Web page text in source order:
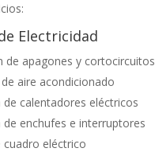
Electricidad
de apagones y cortocircuitos
aire acondicionado
de calentadores eléctricos
de enchufes e interruptores
eléctrico